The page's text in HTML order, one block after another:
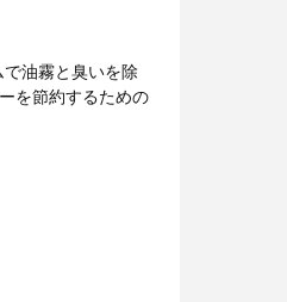
油霧と臭いを除
を節約するための